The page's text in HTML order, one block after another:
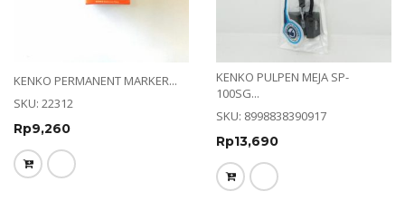
KENKO PERMANENT MARKER...
SKU: 22312
Rp9,260
KENKO PULPEN MEJA SP-
100SG...
SKU: 8998838390917
Rp13,690